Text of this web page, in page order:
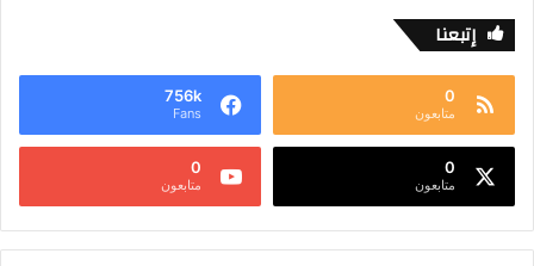
إتبعنا
0
متابعون
756k
Fans
0
متابعون
0
متابعون